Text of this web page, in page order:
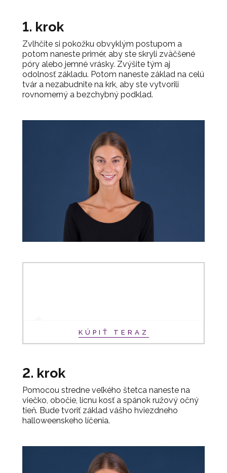
1. krok
Zvlhčite si pokožku obvyklým postupom a
potom naneste primér, aby ste skryli zväčšené
póry alebo jemné vrásky. Zvýšite tým aj
odolnosť základu. Potom naneste základ na celú
tvár a nezabudnite na krk, aby ste vytvorili
rovnomerný a bezchybný podklad.
KÚPIŤ TERAZ
2. krok
Pomocou stredne veľkého štetca naneste na
viečko, obočie, lícnu kosť a spánok ružový očný
tieň. Bude tvoriť základ vášho hviezdneho
halloweenskeho líčenia.